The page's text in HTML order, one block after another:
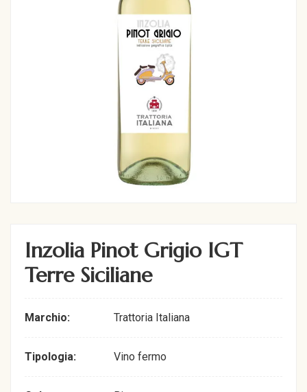
Inzolia Pinot Grigio IGT
Terre Siciliane
Marchio: Trattoria Italiana
Tipologia: Vino fermo